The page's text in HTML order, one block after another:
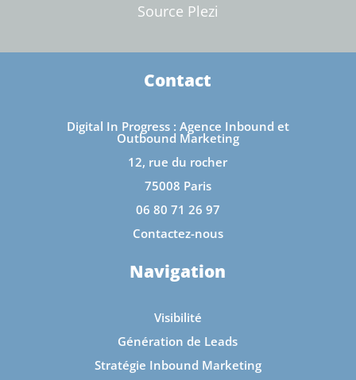
Source Plezi
Contact
Digital In Progress : Agence Inbound et
Outbound Marketing
12, rue du rocher
75008 Paris
06 80 71 26 97
Contactez-nous
Navigation
Visibilité
Génération de Leads
Stratégie Inbound Marketing